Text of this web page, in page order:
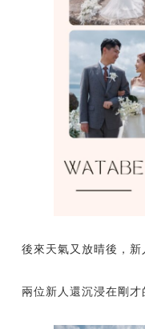
後來天氣又放晴後，新
兩位新人還沉浸在剛